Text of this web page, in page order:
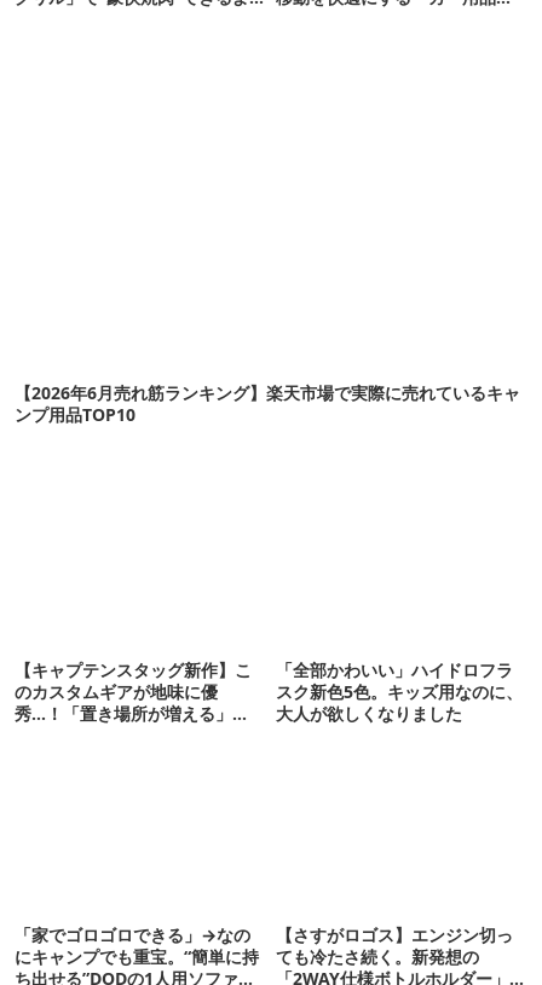
【2026年6月売れ筋ランキング】楽天市場で実際に売れているキャ
ンプ用品TOP10
【キャプテンスタッグ新作】こ
のカスタムギアが地味に優
秀…！「置き場所が増える」
「全部かわいい」ハイドロフラ
スク新色5色。キッズ用なのに、
大人が欲しくなりました
「家でゴロゴロできる」→なの
にキャンプでも重宝。“簡単に持
ち出せる”DODの1人用ソファが
【さすがロゴス】エンジン切っ
ても冷たさ続く。新発想の
「2WAY仕様ボトルホルダー」が